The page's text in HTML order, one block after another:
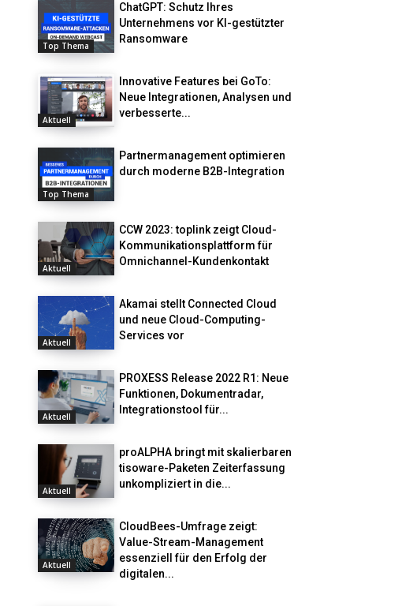
Top Thema
ChatGPT: Schutz Ihres
Unternehmens vor KI-gestützter
Ransomware
Aktuell
Innovative Features bei GoTo:
Neue Integrationen, Analysen und
verbesserte...
Top Thema
Partnermanagement optimieren
durch moderne B2B-Integration
Aktuell
CCW 2023: toplink zeigt Cloud-
Kommunikationsplattform für
Omnichannel-Kundenkontakt
Aktuell
Akamai stellt Connected Cloud
und neue Cloud-Computing-
Services vor
Aktuell
PROXESS Release 2022 R1: Neue
Funktionen, Dokumentradar,
Integrationstool für...
Aktuell
proALPHA bringt mit skalierbaren
tisoware-Paketen Zeiterfassung
unkompliziert in die...
Aktuell
CloudBees-Umfrage zeigt:
Value-Stream-Management
essenziell für den Erfolg der
digitalen...